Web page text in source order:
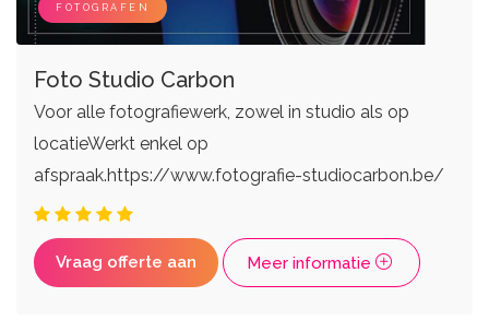
FOTOGRAFEN
Foto Studio Carbon
Voor alle fotografiewerk, zowel in studio als op
locatieWerkt enkel op
afspraak.https://www.fotografie-studiocarbon.be/
Vraag offerte aan Meer informatie